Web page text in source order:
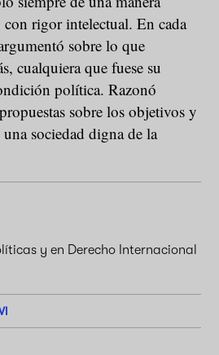
con rigor intelectual. En cada
sobre lo que
cualquiera que fuese su
política. Razonó
sobre los objetivos y
sociedad digna de la
y en Derecho Internacional